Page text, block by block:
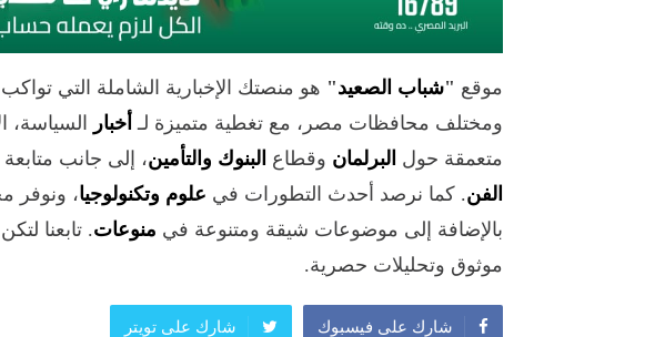
موقع "شباب الصعيد" هو منصتك الإخبارية الشاملة التي
ومختلف محافظات مصر، مع تغطية متميزة لـ أخبار السياسة،
متعمقة حول البرلمان وقطاع البنوك والتأمين، إلى جانب
الفن. كما نرصد أحدث التطورات في علوم وتكنولوجيا، ونوفر
بالإضافة إلى موضوعات شيقة ومتنوعة في منوعات. تابعنا
موثوق وتحليلات حصرية.
شارك على فيسبوك شارك على تويتر